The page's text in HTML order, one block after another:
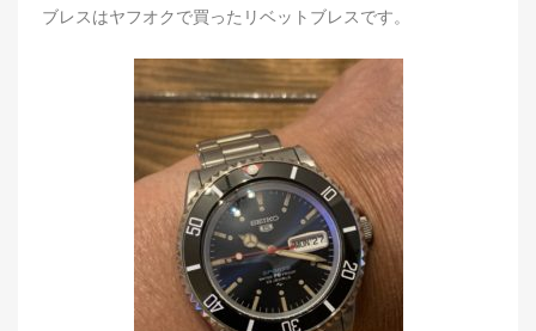
ブレスはヤフオクで買ったリベットブレスです。